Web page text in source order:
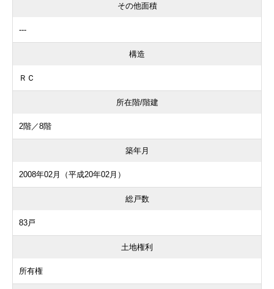
その他面積
---
構造
ＲＣ
所在階/階建
2階／8階
築年月
2008年02月（平成20年02月）
総戸数
83戸
土地権利
所有権